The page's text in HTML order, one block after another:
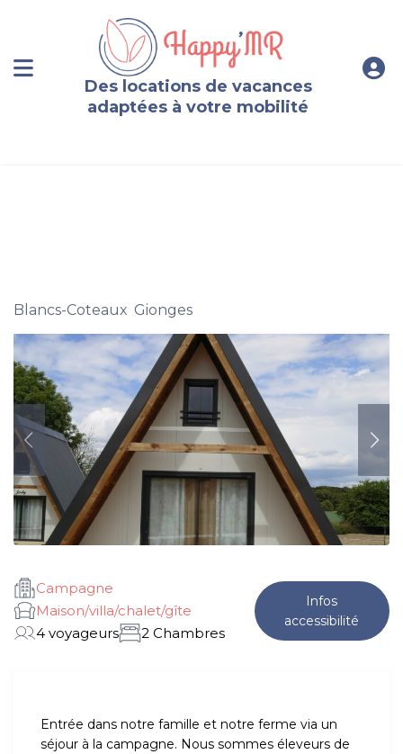
Des locations de vacances
adaptées à votre mobilité
Blancs-Coteaux Gionges
Campagne
Maison/villa/chalet/gîte
4 voyageurs
2 Chambres
Infos
accessibilité
Entrée dans notre famille et notre ferme via un
séjour à la campagne. Nous sommes éleveurs de